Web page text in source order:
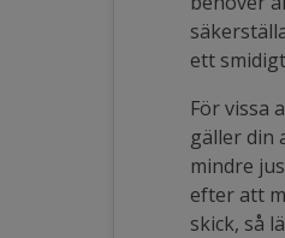
ett
För vissa
gäller din
mindre
efter att
skick, så